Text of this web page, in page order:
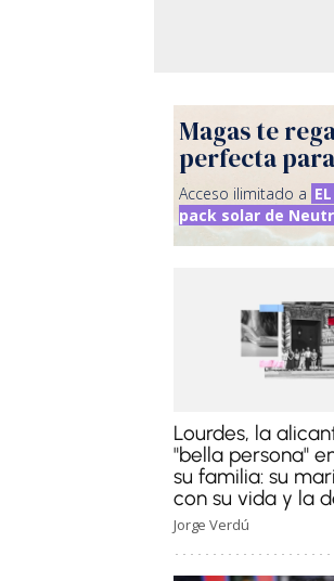
Magas te
perfecta
Acceso ilimitado a
pack solar de
Lourdes, la
"bella persona"
su familia: su
con su vida y la
Jorge Verdú